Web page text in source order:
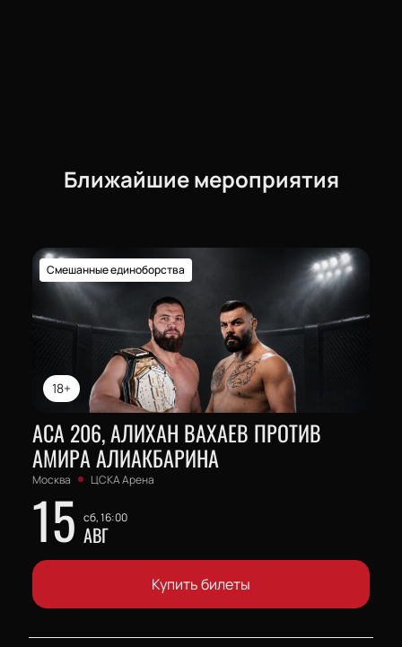
Ближайшие мероприятия
18+
Смешанные единоборства
АСА 206, АЛИХАН ВАХАЕВ ПРОТИВ
АМИРА АЛИАКБАРИНА
Москва ЦСКА Арена
15 сб, 16:00
АВГ
Купить билеты